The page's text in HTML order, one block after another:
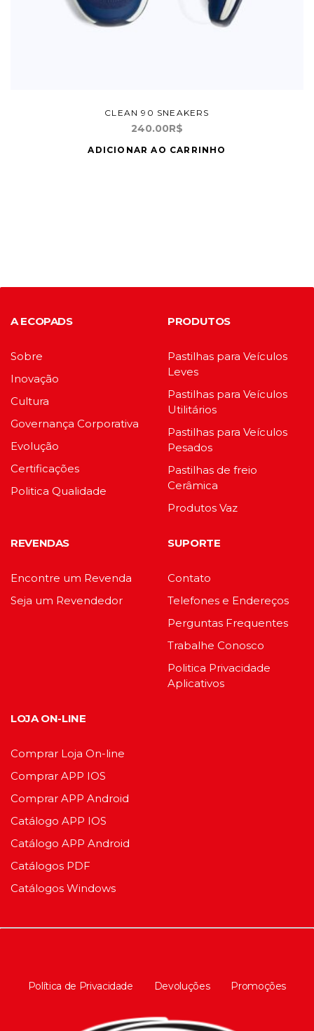
CLEAN 90 SNEAKERS
240.00R$
ADICIONAR AO CARRINHO
A ECOPADS
Sobre
Inovação
Cultura
Governança Corporativa
Evolução
Certificações
Politica Qualidade
PRODUTOS
Pastilhas para Veículos
Leves
Pastilhas para Veículos
Utilitários
Pastilhas para Veículos
Pesados
Pastilhas de freio
Cerâmica
Produtos Vaz
REVENDAS
Encontre um Revenda
Seja um Revendedor
SUPORTE
Contato
Telefones e Endereços
Perguntas Frequentes
Trabalhe Conosco
Politica Privacidade
Aplicativos
LOJA ON-LINE
Comprar Loja On-line
Comprar APP IOS
Comprar APP Android
Catálogo APP IOS
Catálogo APP Android
Catálogos PDF
Catálogos Windows
Política de Privacidade Devoluções Promoções